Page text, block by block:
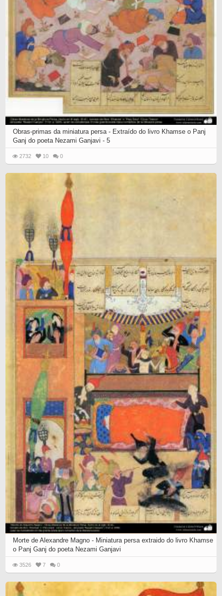
Obras-primas da miniatura persa - Extraído do livro Khamse o Panj
Ganj do poeta Nezami Ganjavi - 5
2732 10 0
Morte de Alexandre Magno - Miniatura persa extraido do livro Khamse
o Panj Ganj do poeta Nezami Ganjavi
3526 7 0